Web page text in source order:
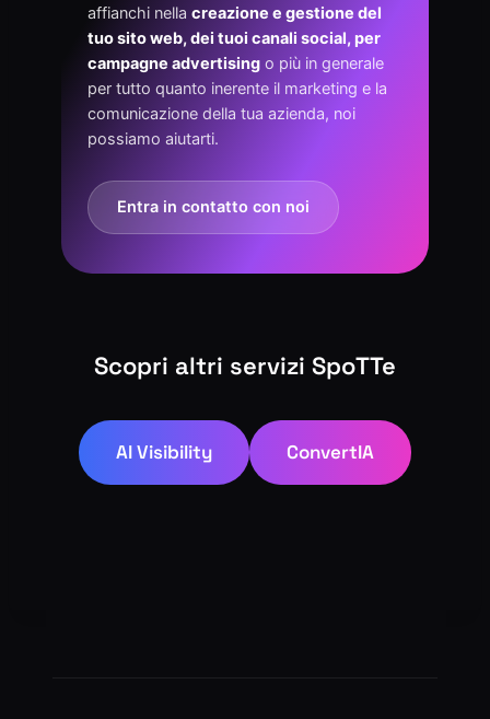
affianchi nella creazione e gestione del
tuo sito web, dei tuoi canali social, per
campagne advertising o più in generale
per tutto quanto inerente il marketing e la
comunicazione della tua azienda, noi
possiamo aiutarti.
Entra in contatto con noi
Scopri altri servizi SpoTTe
AI Visibility ConvertIA